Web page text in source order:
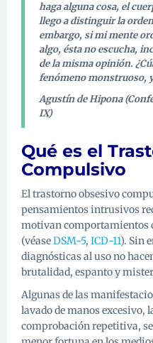
haga alguna cosa, el
llego a distinguir la
embargo, si mi mente
algo, ésta no escucha,
de la misma opinión.
fenómeno monstruoso,
Agustín de Hipona
IX)
Qué es el
Compulsivo
El trastorno obsesivo
pensamientos intrusivos
motivan comportamientos
(véaseDSM-5, ICD-11). Sin
diagnósticas al uso no
brutalidad, espanto y
Algunas de las
lavado de manos excesivo,
comprobación repetitiva,